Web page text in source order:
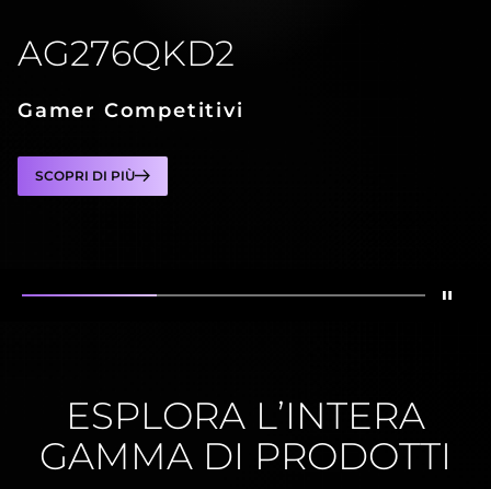
AG276QKD2
Gamer Competitivi
SCOPRI DI PIÙ
ESPLORA L’INTERA
GAMMA DI PRODOTTI